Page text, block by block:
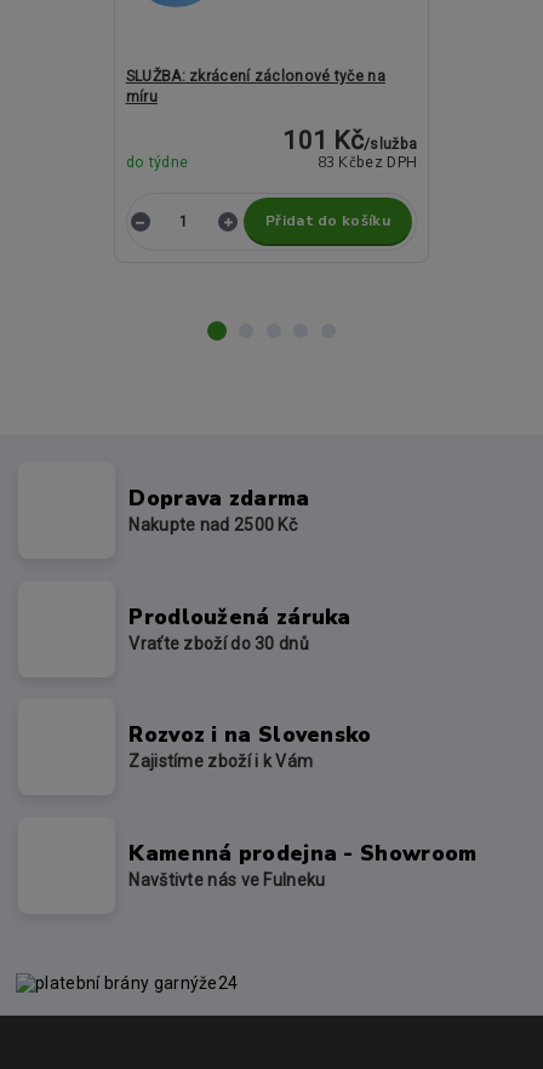
SLUŽBA: zkrácení záclonové tyče na
míru
101 Kč/služba
83 Kč bez DPH
do týdne
Přidat do košíku
Doprava zdarma
Nakupte nad 2500 Kč
Prodloužená záruka
Vraťte zboží do 30 dnů
Rozvoz i na Slovensko
Zajistíme zboží i k Vám
Kamenná prodejna - Showroom
Navštivte nás ve Fulneku